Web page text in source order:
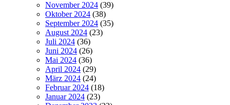
November 2024 (39)
Oktober 2024 (38)
September 2024 (35)
August 2024 (23)
Juli 2024 (36)
Juni 2024 (26)
Mai 2024 (36)
April 2024 (29)
März 2024 (24)
Februar 2024 (18)
Januar 2024 (23)